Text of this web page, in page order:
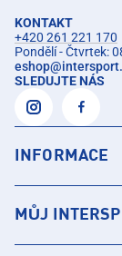
KONTAKT
+420 261 221 170
Pondělí - Čtvrtek:
eshop@
SLEDUJTE NÁS
INFORMACE
MŮJ